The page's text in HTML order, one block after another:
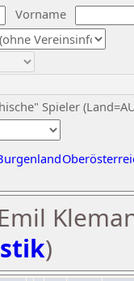
Vorname
Spieler
)